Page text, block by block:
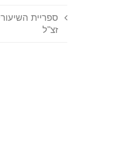
ספריית
זצ"ל